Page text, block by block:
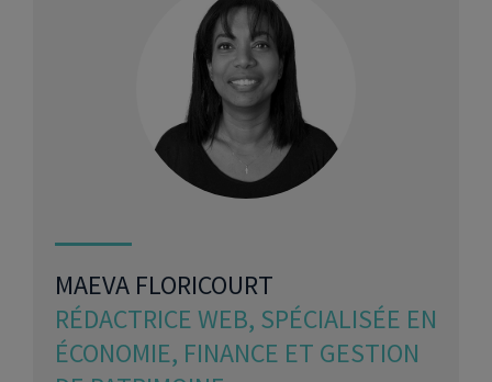
MAEVA FLORICOURT
RÉDACTRICE WEB, SPÉCIALISÉE EN
ÉCONOMIE, FINANCE ET GESTION